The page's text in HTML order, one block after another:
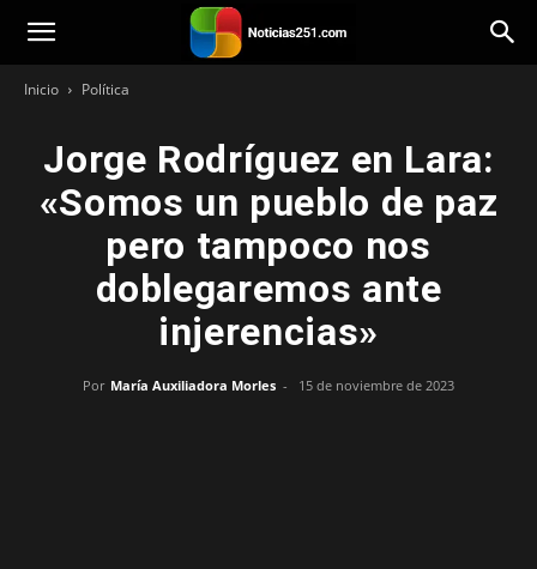
Noticias251
Inicio Política
Jorge Rodríguez en Lara:
«Somos un pueblo de paz
pero tampoco nos
doblegaremos ante
injerencias»
Por María Auxiliadora Morles - 15 de noviembre de 2023